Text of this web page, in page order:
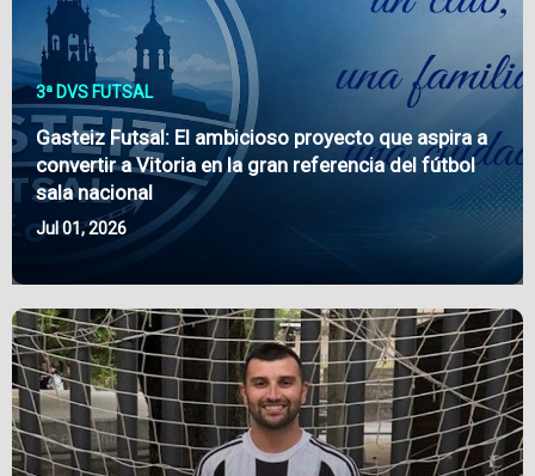
3ª DVS FUTSAL
Gasteiz Futsal: El ambicioso proyecto que aspira a
convertir a Vitoria en la gran referencia del fútbol
sala nacional
Jul 01, 2026